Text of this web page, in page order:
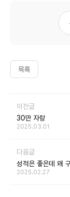
목록
이전글
30만 자랑
2025.03.01
다음글
성적은 좋은데 왜
2025.02.27